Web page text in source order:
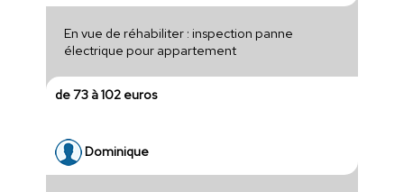
En vue de réhabiliter : inspection panne
électrique pour appartement
de 73 à 102 euros
Dominique